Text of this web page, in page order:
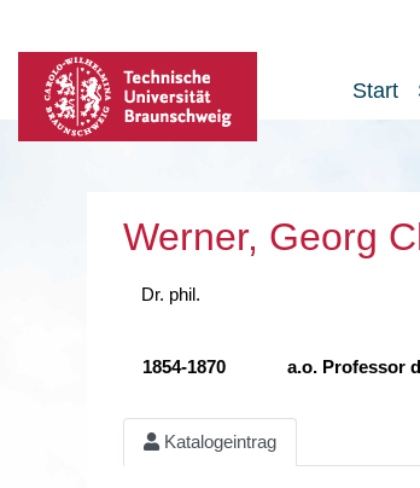
Start
Werner, Georg
Dr. phil.
1854-1870 a.o. Professor
Katalogeintrag